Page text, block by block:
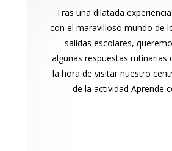
Tras una dilatada
con el maravilloso mundo de
salidas escolares,
algunas respuestas rutinarias
la hora de visitar nuestro
de la actividad Aprende